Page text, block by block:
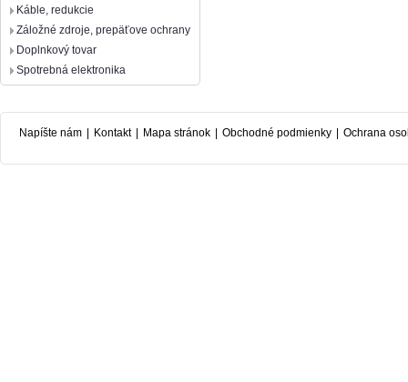
Káble, redukcie
Záložné zdroje, prepäťove ochrany
Doplnkový tovar
Spotrebná elektronika
Napíšte nám Kontakt Mapa stránok Obchodné podmienky Ochrana